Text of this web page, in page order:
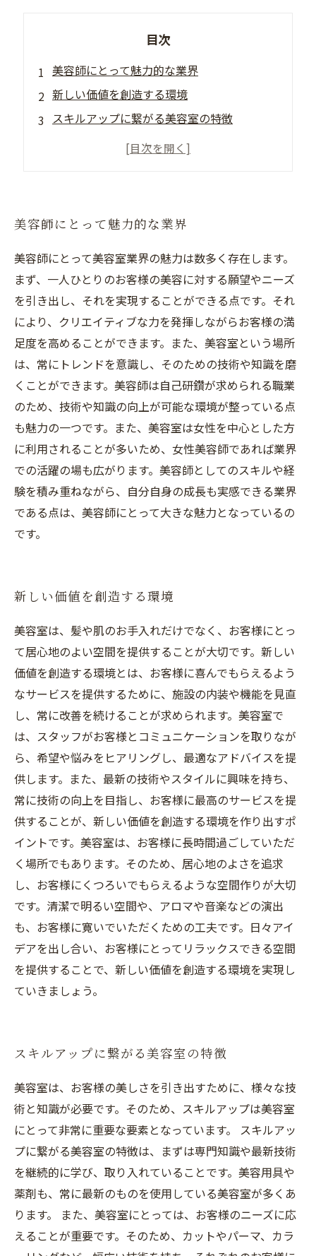
目次
美容師にとって魅力的な業界
新しい価値を創造する環境
スキルアップに繋がる美容室の特徴
美容室での人々との交流がもたらすメリット
美容師にとって魅力的な業界
美容師にとって美容室業界の魅力は数多く存在します。
まず、一人ひとりのお客様の美容に対する願望やニーズ
を引き出し、それを実現することができる点です。それ
により、クリエイティブな力を発揮しながらお客様の満
足度を高めることができます。また、美容室という場所
は、常にトレンドを意識し、そのための技術や知識を磨
くことができます。美容師は自己研鑽が求められる職業
のため、技術や知識の向上が可能な環境が整っている点
も魅力の一つです。また、美容室は女性を中心とした方
に利用されることが多いため、女性美容師であれば業界
での活躍の場も広がります。美容師としてのスキルや経
験を積み重ねながら、自分自身の成長も実感できる業界
である点は、美容師にとって大きな魅力となっているの
です。
新しい価値を創造する環境
美容室は、髪や肌のお手入れだけでなく、お客様にとっ
て居心地のよい空間を提供することが大切です。新しい
価値を創造する環境とは、お客様に喜んでもらえるよう
なサービスを提供するために、施設の内装や機能を見直
し、常に改善を続けることが求められます。美容室で
は、スタッフがお客様とコミュニケーションを取りなが
ら、希望や悩みをヒアリングし、最適なアドバイスを提
供します。また、最新の技術やスタイルに興味を持ち、
常に技術の向上を目指し、お客様に最高のサービスを提
供することが、新しい価値を創造する環境を作り出すポ
イントです。美容室は、お客様に長時間過ごしていただ
く場所でもあります。そのため、居心地のよさを追求
し、お客様にくつろいでもらえるような空間作りが大切
です。清潔で明るい空間や、アロマや音楽などの演出
も、お客様に寛いでいただくための工夫です。日々アイ
デアを出し合い、お客様にとってリラックスできる空間
を提供することで、新しい価値を創造する環境を実現し
ていきましょう。
スキルアップに繋がる美容室の特徴
美容室は、お客様の美しさを引き出すために、様々な技
術と知識が必要です。そのため、スキルアップは美容室
にとって非常に重要な要素となっています。 スキルアッ
プに繋がる美容室の特徴は、まずは専門知識や最新技術
を継続的に学び、取り入れていることです。美容用具や
薬剤も、常に最新のものを使用している美容室が多くあ
ります。 また、美容室にとっては、お客様のニーズに応
えることが重要です。そのため、カットやパーマ、カラ